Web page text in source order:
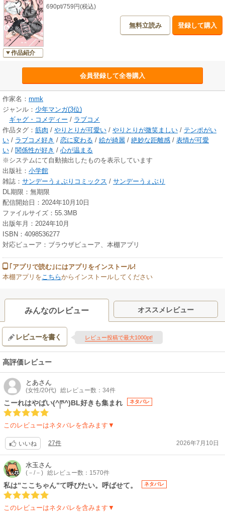
作品紹介
690pt/759円(税込)
無料立読み 登録して購入
会員登録して全巻購入
作家名： mmk
ジャンル： 少年マンガ(3位)
ギャグ・コメディー / ラブコメ
作品タグ： 筋肉 / やりとりが可愛い / やりとりが微笑ましい / テンポがい
い / ラブコメ好き / 恋に変わる / 絵が綺麗 / 絶妙な距離感 / 表情が可愛
い / 関係性が好き / 心が温まる
※システムにて自動抽出したものを表示しています
出版社： 小学館
雑誌： サンデーうぇぶりコミックス / サンデーうぇぶり
DL期限：無期限
配信開始日：2024年10月10日
ファイルサイズ：55.3MB
出版年月：2024年10月
ISBN：4098536277
対応ビューア：ブラウザビューア、本棚アプリ
｢アプリで読む｣にはアプリをインストール!
本棚アプリを こちらからインストールしてください
みんなのレビュー オススメレビュー
レビューを書く レビュー投稿で最大1000pt!
高評価レビュー
とあさん
(女性/20代) 総レビュー数：34件
こーれはやばい(^ཫ^)BL好きも集まれ ネタバレ
このレビューはネタバレを含みます▼
いいね 27件 2026年7月10日
水玉さん
(－/－) 総レビュー数：1570件
私は”ここちゃん”て呼びたい。呼ばせて。 ネタバレ
このレビューはネタバレを含みます▼